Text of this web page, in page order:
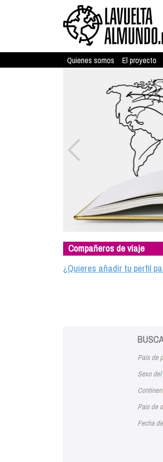
Quienes somos El proyecto
Compañeros de viaje
¿Quieres añadir tu perfil